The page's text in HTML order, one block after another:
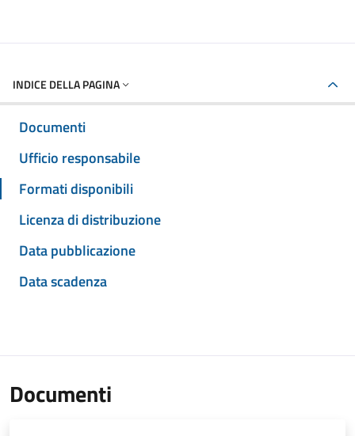
INDICE DELLA PAGINA
Documenti
Ufficio responsabile
Formati disponibili
Licenza di distribuzione
Data pubblicazione
Data scadenza
Documenti